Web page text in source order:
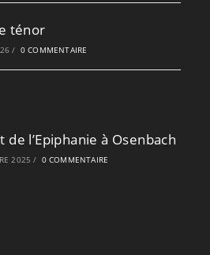
ténor
/ 0 COMMENTAIRE
de l’Epiphanie à Osenbach
2025 / 0 COMMENTAIRE